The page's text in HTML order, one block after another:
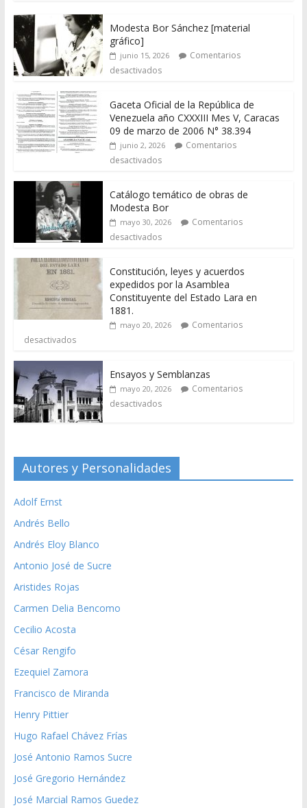
Modesta Bor Sánchez [material
gráfico]
junio 15, 2026
Comentarios
desactivados
Gaceta Oficial de la República de
Venezuela año CXXXIII Mes V, Caracas
09 de marzo de 2006 N° 38.394
junio 2, 2026
Comentarios
desactivados
Catálogo temático de obras de
Modesta Bor
mayo 30, 2026
Comentarios
desactivados
Constitución, leyes y acuerdos
expedidos por la Asamblea
Constituyente del Estado Lara en
1881.
mayo 20, 2026
Comentarios
desactivados
Ensayos y Semblanzas
mayo 20, 2026
Comentarios
desactivados
Autores y Personalidades
Adolf Ernst
Andrés Bello
Andrés Eloy Blanco
Antonio José de Sucre
Aristides Rojas
Carmen Delia Bencomo
Cecilio Acosta
César Rengifo
Ezequiel Zamora
Francisco de Miranda
Henry Pittier
Hugo Rafael Chávez Frías
José Antonio Ramos Sucre
José Gregorio Hernández
José Marcial Ramos Guedez